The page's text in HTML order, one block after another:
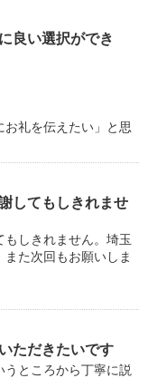
良い選択ができ
お礼を伝えたい」と思
してもしきれませ
しきれません。埼玉
た次回もお願いしま
ただきたいです
うところから丁寧に説